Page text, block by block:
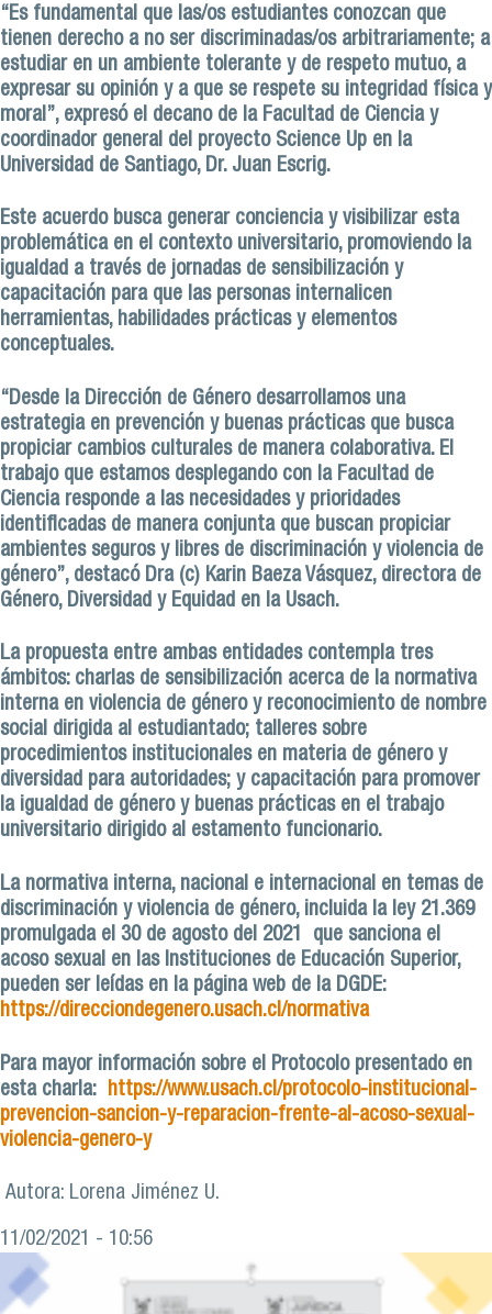
“Es fundamental que las/os estudiantes conozcan que
tienen derecho a no ser discriminadas/os arbitrariamente; a
estudiar en un ambiente tolerante y de respeto mutuo, a
expresar su opinión y a que se respete su integridad física y
moral”, expresó el decano de la Facultad de Ciencia y
coordinador general del proyecto Science Up en la
Universidad de Santiago, Dr. Juan Escrig.
Este acuerdo busca generar conciencia y visibilizar esta
problemática en el contexto universitario, promoviendo la
igualdad a través de jornadas de sensibilización y
capacitación para que las personas internalicen
herramientas, habilidades prácticas y elementos
conceptuales.
“Desde la Dirección de Género desarrollamos una
estrategia en prevención y buenas prácticas que busca
propiciar cambios culturales de manera colaborativa. El
trabajo que estamos desplegando con la Facultad de
Ciencia responde a las necesidades y prioridades
identificadas de manera conjunta que buscan propiciar
ambientes seguros y libres de discriminación y violencia de
género”, destacó Dra (c) Karin Baeza Vásquez, directora de
Género, Diversidad y Equidad en la Usach.
La propuesta entre ambas entidades contempla tres
ámbitos: charlas de sensibilización acerca de la normativa
interna en violencia de género y reconocimiento de nombre
social dirigida al estudiantado; talleres sobre
procedimientos institucionales en materia de género y
diversidad para autoridades; y capacitación para promover
la igualdad de género y buenas prácticas en el trabajo
universitario dirigido al estamento funcionario.
La normativa interna, nacional e internacional en temas de
discriminación y violencia de género, incluida la ley 21.369
promulgada el 30 de agosto del 2021 que sanciona el
acoso sexual en las Instituciones de Educación Superior,
pueden ser leídas en la página web de la DGDE:
https://direcciondegenero.usach.cl/normativa
Para mayor información sobre el Protocolo presentado en
esta charla:
https://www.usach.cl/protocolo-institucional-
prevencion-sancion-y-reparacion-frente-al-acoso-sexual-
violencia-genero-y
Autora: Lorena Jiménez U.
11/02/2021 - 10:56